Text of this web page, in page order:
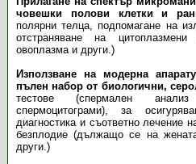
човешки полови клетки и
полярни телца, подпомагане на
отстраняване на
овоплазма и други.)
Използване на модерна
пълен набор от биологични,
тестове (спермален
спермоцитограми), за
диагностика и съответно лечение
безплодие (дължащо се на
други.)